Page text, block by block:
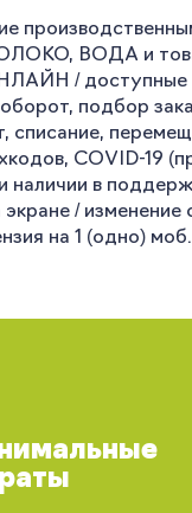
ВОДА и
/ доступные
подбор
списание,
COVID-19
наличии в
экране /
на 1 (одно)